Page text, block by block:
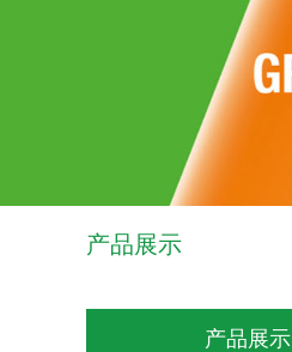
产品展示
产品展示